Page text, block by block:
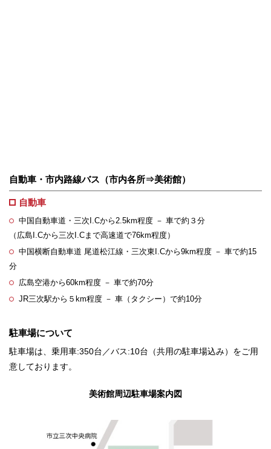
自動車・市内路線バス（市内各所⇒美術館）
自動車
中国自動車道・三次I.Cから2.5km程度 － 車で約３分
（広島I.Cから三次I.Cまで高速道で76km程度）
中国横断自動車道 尾道松江線・三次東I.Cから9km程度 － 車で約15
分
広島空港から60km程度 － 車で約70分
JR三次駅から５km程度 － 車（タクシー）で約10分
駐車場について
駐車場は、乗用車:350台／バス:10台（共用の駐車場込み）をご用
意しております。
美術館周辺駐車場案内図